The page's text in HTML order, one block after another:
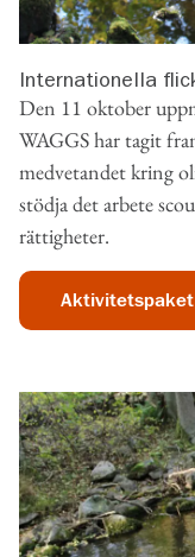
Internationella
Den 11 oktober
WAGGS har tagit
medvetandet kring
stödja det arbete
rättigheter.
Aktivitetspaket